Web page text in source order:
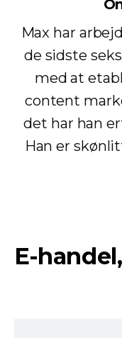
Max har
de sidste
med at
content
det har han
Han er
E-